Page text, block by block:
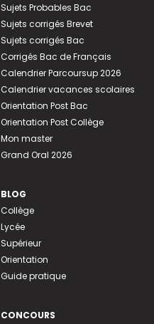
Sujets Probables Bac
Sujets corrigés Brevet
Sujets corrigés Bac
Corrigés Bac de Français
Calendrier Parcoursup 2026
Calendrier vacances scolaires
Orientation Post Bac
Orientation Post Collège
Mon master
Grand Oral 2026
BLOG
Collège
Lycée
Supérieur
Orientation
Guide pratique
CONCOURS